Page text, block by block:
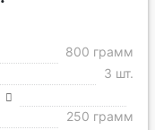
800 грамм
3 шт.
250 грамм